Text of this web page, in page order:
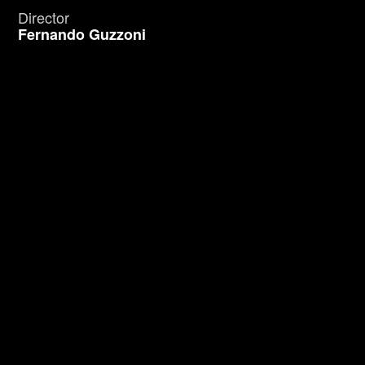
Director
Fernando Guzzoni